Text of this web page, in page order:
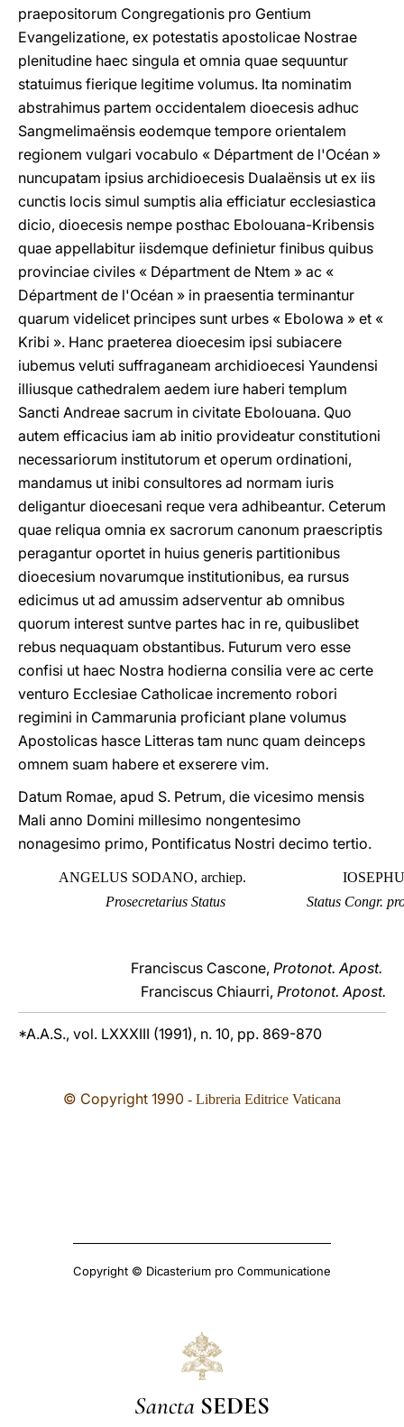
praepositorum Congregationis pro Gentium
Evangelizatione, ex potestatis apostolicae Nostrae
plenitudine haec singula et omnia quae sequuntur
statuimus fierique legitime volumus. Ita nominatim
abstrahimus partem occidentalem dioecesis adhuc
Sangmelimaënsis eodemque tempore orientalem
regionem vulgari vocabulo « Départment de l'Océan »
nuncupatam ipsius archidioecesis Dualaënsis ut ex iis
cunctis locis simul sumptis alia efficiatur ecclesiastica
dicio, dioecesis nempe posthac Ebolouana-Kribensis
quae appellabitur iisdemque definietur finibus quibus
provinciae civiles « Départment de Ntem » ac «
Départment de l'Océan » in praesentia terminantur
quarum videlicet principes sunt urbes « Ebolowa » et «
Kribi ». Hanc praeterea dioecesim ipsi subiacere
iubemus veluti suffraganeam archidioecesi Yaundensi
illiusque cathedralem aedem iure haberi templum
Sancti Andreae sacrum in civitate Ebolouana. Quo
autem efficacius iam ab initio provideatur constitutioni
necessariorum institutorum et operum ordinationi,
mandamus ut inibi consultores ad normam iuris
deligantur dioecesani reque vera adhibeantur. Ceterum
quae reliqua omnia ex sacrorum canonum praescriptis
peragantur oportet in huius generis partitionibus
dioecesium novarumque institutionibus, ea rursus
edicimus ut ad amussim adserventur ab omnibus
quorum interest suntve partes hac in re, quibuslibet
rebus nequaquam obstantibus. Futurum vero esse
confisi ut haec Nostra hodierna consilia vere ac certe
venturo Ecclesiae Catholicae incremento robori
regimini in Cammarunia proficiant plane volumus
Apostolicas hasce Litteras tam nunc quam deinceps
omnem suam habere et exserere vim.
Datum Romae, apud S. Petrum, die vicesimo mensis
Mali anno Domini millesimo nongentesimo
nonagesimo primo, Pontificatus Nostri decimo tertio.
ANGELUS SODANO, archiep.
Prosecretarius Status
Status Congr.
Franciscus Cascone, Protonot. Apost.
Franciscus Chiaurri, Protonot. Apost.
*A.A.S., vol. LXXXIII (1991), n. 10, pp. 869-870
© Copyright 1990 - Libreria Editrice Vaticana
Copyright © Dicasterium pro Communicatione
Sancta SEDES